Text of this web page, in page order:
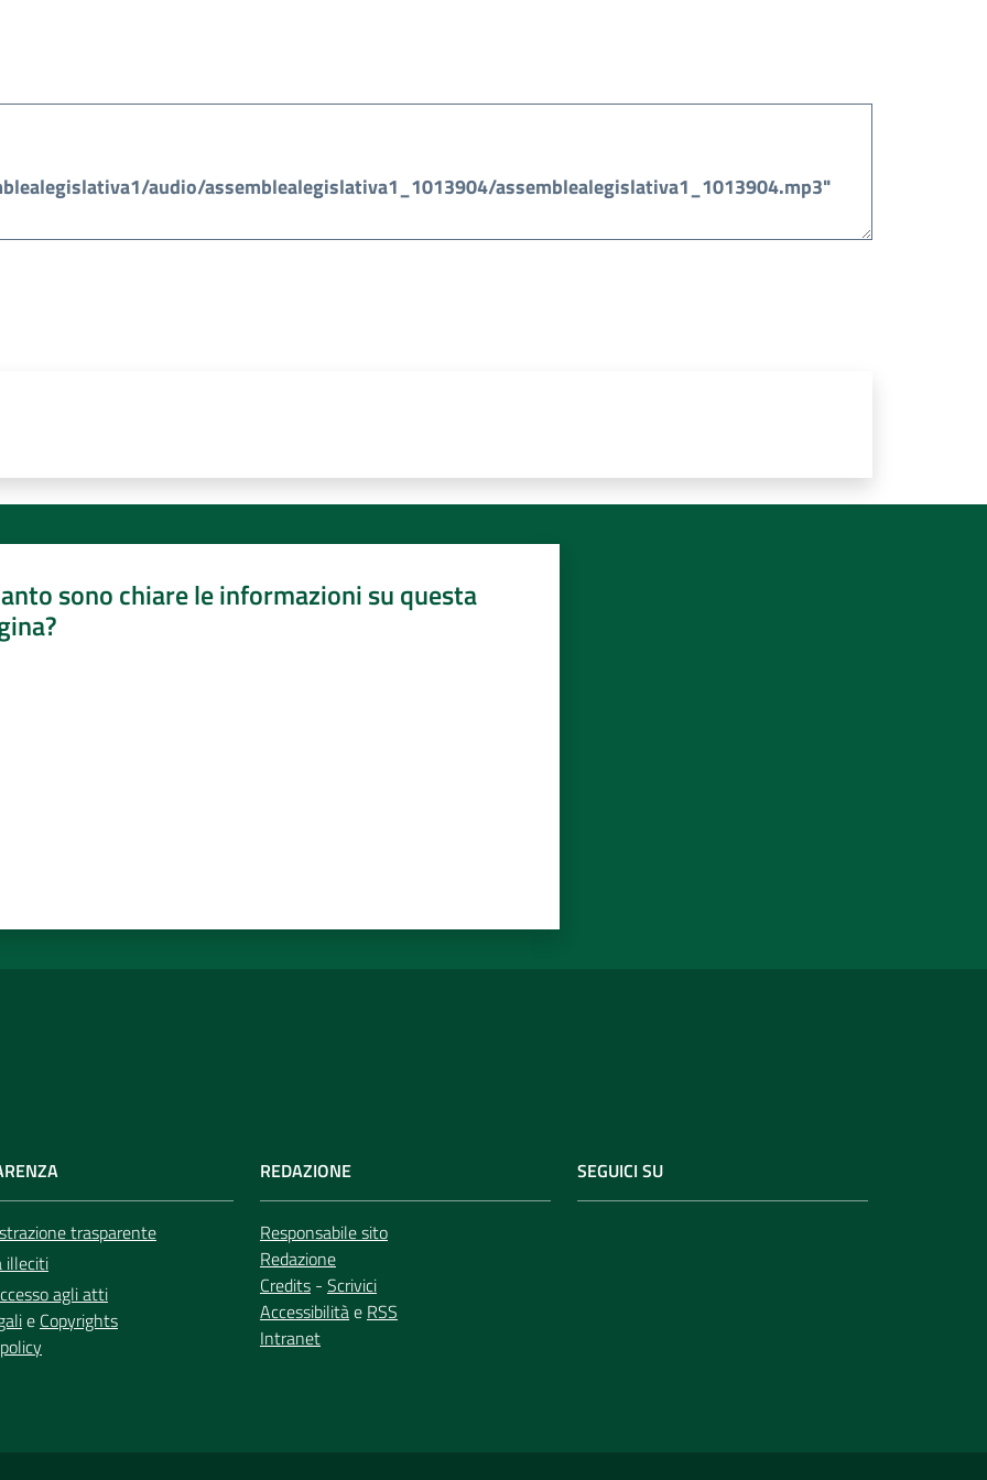
sono chiare le informazioni su questa
trasparente
illeciti
agli atti
e Copyrights
REDAZIONE
Responsabile sito
Redazione
Credits - Scrivici
Accessibilitàe RSS
Intranet
SEGUICI SU